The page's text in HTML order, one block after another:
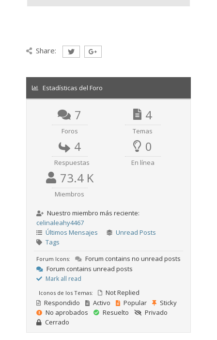
Share:
Estadísticas del Foro
7
Foros
4
Temas
4
Respuestas
0
En línea
73.4 K
Miembros
Nuestro miembro más reciente:
celinaleahy4467
Últimos Mensajes
Unread Posts
Tags
Forum Icons:
Forum contains no unread posts
Forum contains unread posts
Mark all read
Iconos de los Temas:
Not Replied
Respondido
Activo Popular
Sticky
No aprobados
Resuelto
Privado
Cerrado